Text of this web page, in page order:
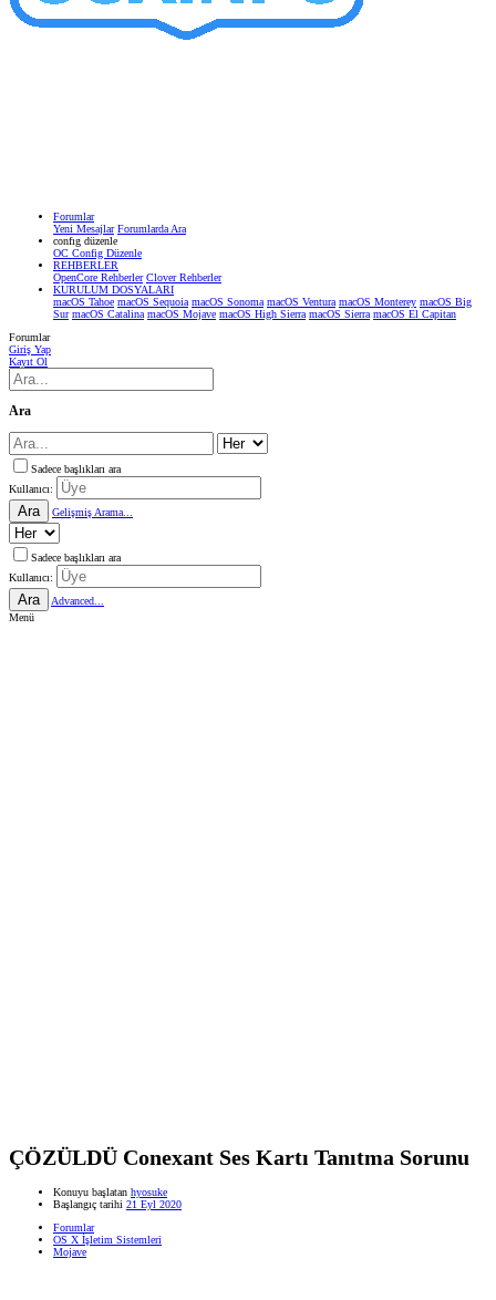
Forumlar
Yeni Mesajlar Forumlarda Ara
confıg düzenle
OC Config Düzenle
REHBERLER
OpenCore Rehberler Clover Rehberler
KURULUM DOSYALARI
macOS Tahoe macOS Sequoia macOS Sonoma macOS Ventura macOS Monterey macOS Big
Sur macOS Catalina macOS Mojave macOS High Sierra macOS Sierra macOS El Capitan
Forumlar
Giriş Yap
Kayıt Ol
Ara
Sadece başlıkları ara
Kullanıcı:
Ara Gelişmiş Arama...
Sadece başlıkları ara
Kullanıcı:
Ara
Advanced...
Menü
ÇÖZÜLDÜ Conexant Ses Kartı Tanıtma Sorunu
Konuyu başlatan hyosuke
Başlangıç tarihi 21 Eyl 2020
Forumlar
OS X İşletim Sistemleri
Mojave